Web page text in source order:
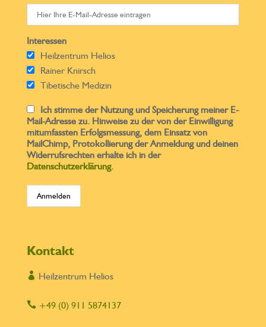
Interessen
Heilzentrum Helios
Rainer Knirsch
Tibetische Medizin
Ich stimme der Nutzung und Speicherung meiner E-
Mail-Adresse zu. Hinweise zu der von der Einwilligung
mitumfassten Erfolgsmessung, dem Einsatz von
MailChimp, Protokollierung der Anmeldung und deinen
Widerrufsrechten erhalte ich in der
Datenschutzerklärung.
Kontakt
 Heilzentrum Helios
+49 (0) 911 5874137